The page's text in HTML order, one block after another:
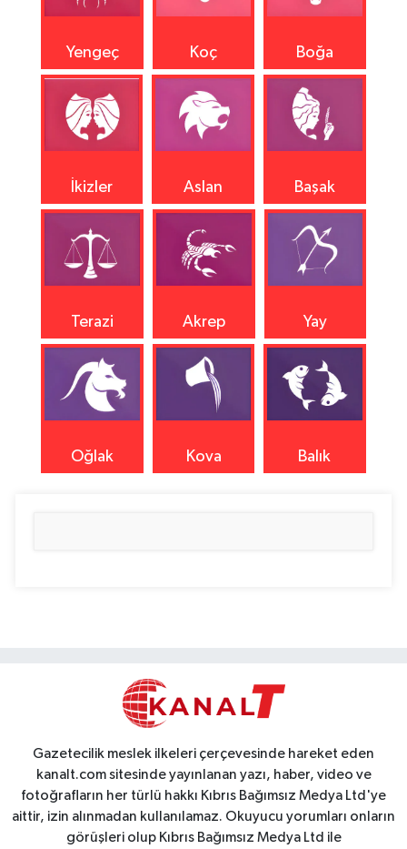
Yengeç Koç Boğa
İkizler Aslan Başak
Terazi Akrep Yay
Oğlak Kova Balık
Gazetecilik meslek ilkeleri çerçevesinde hareket eden
kanalt.com sitesinde yayınlanan yazı, haber, video ve
fotoğrafların her türlü hakkı Kıbrıs Bağımsız Medya Ltd'ye
aittir, izin alınmadan kullanılamaz. Okuyucu yorumları onların
görüşleri olup Kıbrıs Bağımsız Medya Ltd ile